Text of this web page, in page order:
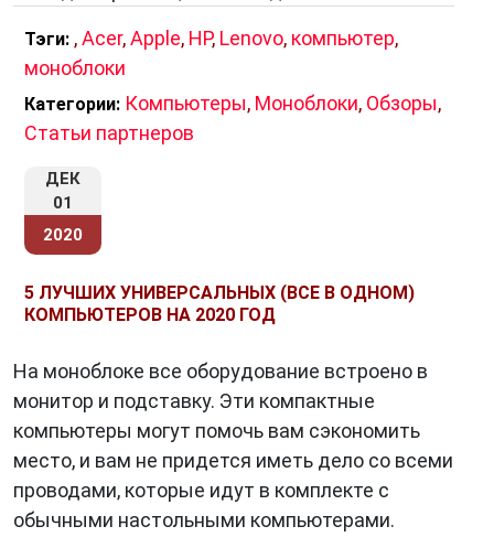
Тэги: ,Acer,Apple, HP, Lenovo, компьютер,
моноблоки
Категории: Компьютеры, Моноблоки, Обзоры,
Статьи партнеров
ДЕК
01
2020
5 ЛУЧШИХ УНИВЕРСАЛЬНЫХ (ВСЕ В ОДНОМ)
КОМПЬЮТЕРОВ НА 2020 ГОД
На моноблоке все оборудование встроено в
монитор и подставку. Эти компактные
компьютеры могут помочь вам сэкономить
место, и вам не придется иметь дело со всеми
проводами, которые идут в комплекте с
обычными настольными компьютерами.